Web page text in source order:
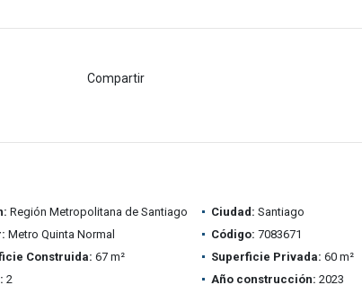
Compartir
Región Metropolitana de Santiago Ciudad: Santiago
Metro Quinta Normal Código: 7083671
Construida: 67 m² Superficie Privada: 60 m²
2 Año construcción: 2023